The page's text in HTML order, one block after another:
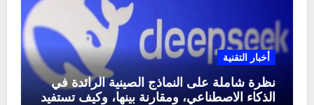
أخبار التقنية
نظرة شاملة على النماذج الصينية الرائدة في
الذكاء الاصطناعي، ومقارنة بينها، وكيف تستفيد